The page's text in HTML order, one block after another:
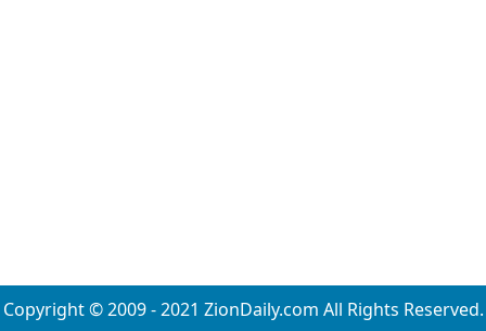
Copyright © 2009 - 2021 ZionDaily.com All Rights Reserved.